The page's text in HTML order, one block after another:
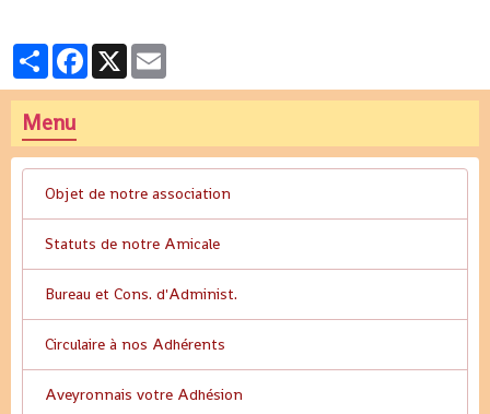
PartagerFacebook
X
Menu
Objet de notre association
Statuts de notre Amicale
Bureau et Cons. d'Administ.
Circulaire à nos Adhérents
Aveyronnais votre Adhésion